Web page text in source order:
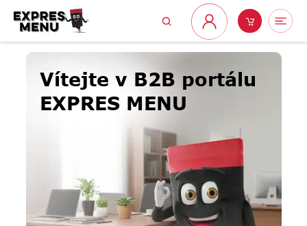
obsah
Hledat
Přihlášení
Nákupní
košík
Vítejte v B2B portálu
EXPRES MENU